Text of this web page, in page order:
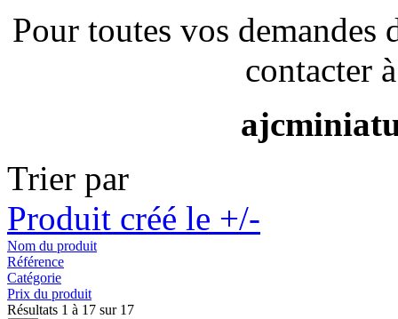
Pour toutes vos
contacter
Trier par
Produit créé le +/-
Nom du produit
Référence
Catégorie
Prix du produit
Résultats 1 à 17 sur 17